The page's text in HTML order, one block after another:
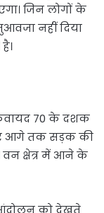
जिन लोगों के
नहीं दिया
70 के दशक
आगे तक सड़क की
वन क्षेत्र में आने के
आंदोलन को देखते